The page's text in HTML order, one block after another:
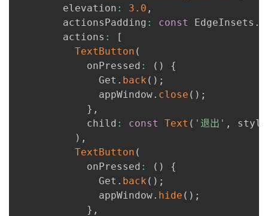
        elevation
: 3.0 ,
        actionsPadding
: const EdgeInsets .
        actions
:
[
TextButton (
            onPressed
: ( )
{
              Get
. back ( ) ;
              appWindow
. close ( ) ;
} ,
            child
: const Text ( '退出' , style
) ,
TextButton (
            onPressed
: ( )
{
              Get
. back ( ) ;
              appWindow
. hide ( ) ;
} ,